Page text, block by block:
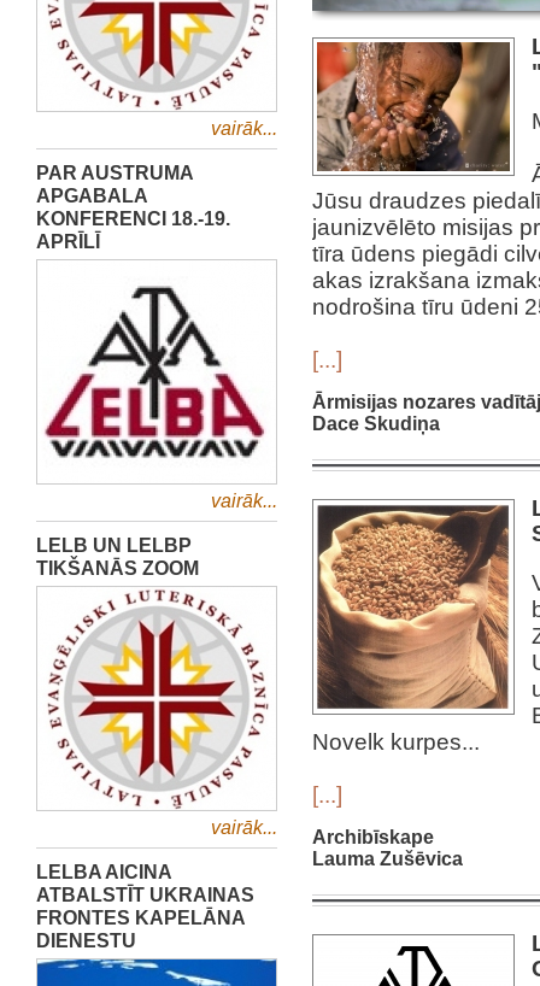
vairāk...
PAR AUSTRUMA
APGABALA
KONFERENCI 18.-19.
APRĪLĪ
vairāk...
LELB UN LELBP
TIKŠANĀS ZOOM
vairāk...
LELBA AICINA
ATBALSTĪT UKRAINAS
FRONTES KAPELĀNA
DIENESTU
Jūsu draudzes
jaunizvēlēto misijas
tīra ūdens piegādi
akas izrakšana
nodrošina tīru ūdeni
[...]
Ārmisijas nozares
Dace Skudiņa
Novelk kurpes...
[...]
Archibīskape
Lauma Zušēvica